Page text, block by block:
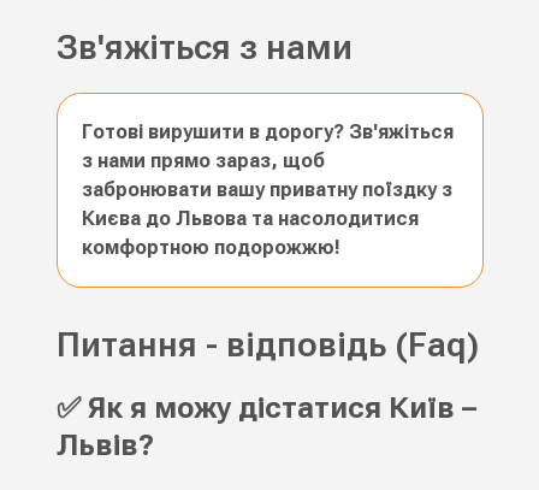
Зв'яжіться з нами
Готові вирушити в дорогу? Зв'яжіться
з нами прямо зараз, щоб
забронювати вашу приватну поїздку з
Києва до Львова та насолодитися
комфортною подорожжю!
Питання - відповідь (Faq)
✅ Як я можу дістатися Київ –
Львів?